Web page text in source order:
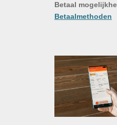
Betaal
Betaalmethoden